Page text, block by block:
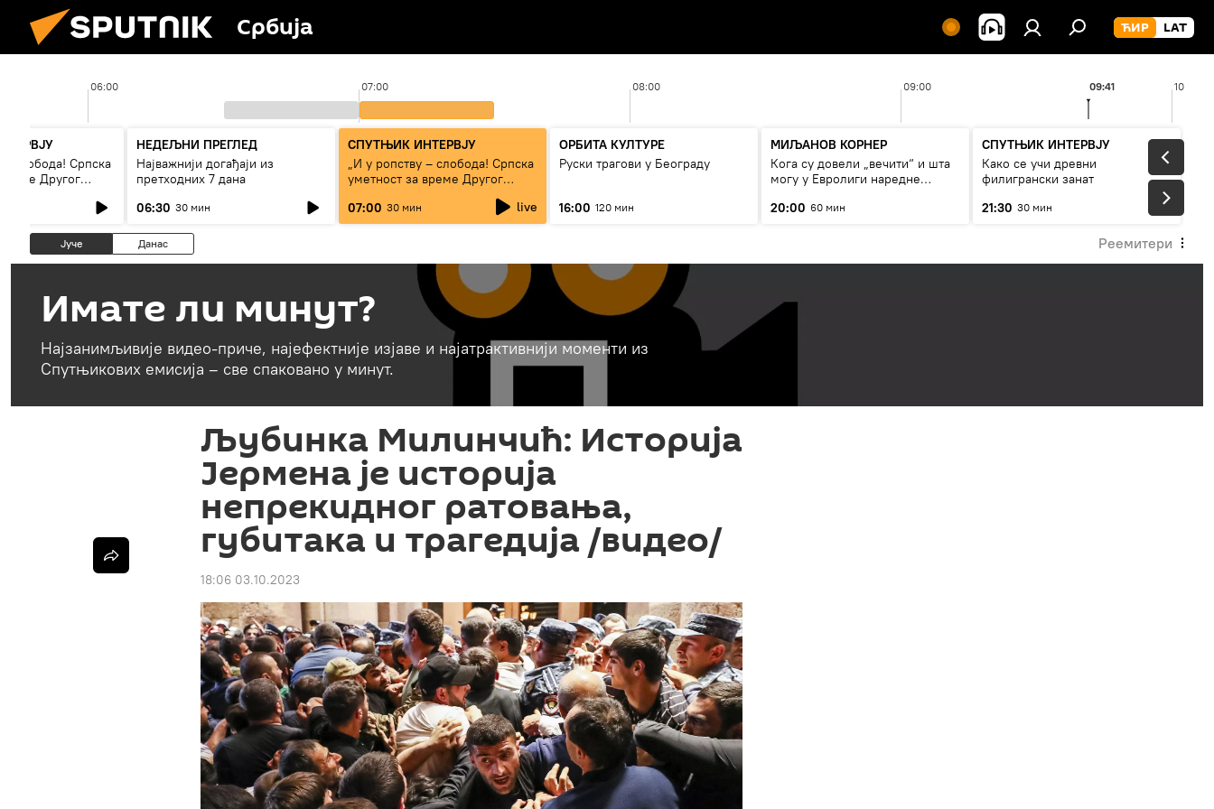
Србија
06:00 07:00 08:00 09:00 10:00
09:41
слобода! Српска
Другог
НЕДЕЉНИ ПРЕГЛЕД
Најважнији догађаји из
претходних 7 дана
06:30 30 мин
СПУТЊИК ИНТЕРВЈУ
„И у ропству – слобода! Српска
уметност за време Другог
07:00 30 мин live
ОРБИТА КУЛТУРЕ
Руски трагови у Београду
16:00 120 мин
МИЉАНОВ КОРНЕР
Кога су довели „вечити“ и шта
могу у Евролиги наредне
20:00 60 мин
СПУТЊИК ИНТЕРВЈУ
Како се учи древни
филигрански занат
21:30 30 мин
Јуче Данас Реемитери
Имате ли минут?
Најзанимљивије видео-приче, најефектније изјаве и најатрактивнији моменти из
Спутњикових емисија – све спаковано у минут.
Љубинка Милинчић: Историја
Јермена је историја
непрекидног ратовања,
губитака и трагедија /видео/
18:06 03.10.2023